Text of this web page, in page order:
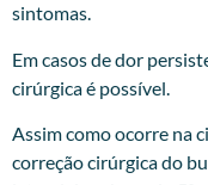
sintomas.
Em casos de dor
cirúrgica é possível.
Assim como ocorre na
correção cirúrgica do